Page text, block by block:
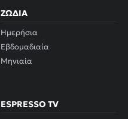
ΖΏΔΙΑ
Ημερήσια
Εβδομαδιαία
Μηνιαία
ESPRESSO TV